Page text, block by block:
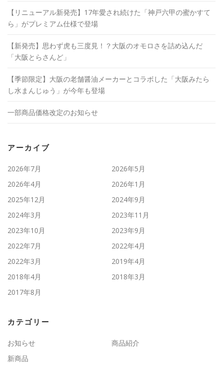
【リニューアル新発売】17年愛され続けた「神戸六甲の蜜かすて
ら」がプレミアム仕様で登場
【新発売】思わず虎も三度見！？大阪のオモロさを詰め込んだ
「大阪とらさんど」
【季節限定】大阪の老舗醤油メーカーとコラボした「大阪みたら
し水まんじゅう」が今年も登場
一部商品価格改定のお知らせ
アーカイブ
2026年7月
2026年5月
2026年4月
2026年1月
2025年12月
2024年9月
2024年3月
2023年11月
2023年10月
2023年9月
2022年7月
2022年4月
2022年3月
2019年4月
2018年4月
2018年3月
2017年8月
カテゴリー
お知らせ
商品紹介
新商品